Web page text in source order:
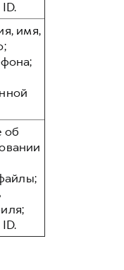
имя,
об